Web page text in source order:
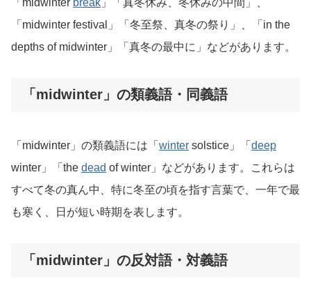
「midwinter festival」「冬至祭、真冬の祭り」、「in the
depths of midwinter」「真冬の最中に」などがあります。
「midwinter」の類義語・同義語
「midwinter」の類義語には「 winter solstice」「 deep
winter」「the dead of winter」などがあります。これらは
すべて冬の真ん中、特に冬至の頃を指す言葉で、一年で最
も寒く、日が短い時期を表します。
「midwinter」の反対語・対義語